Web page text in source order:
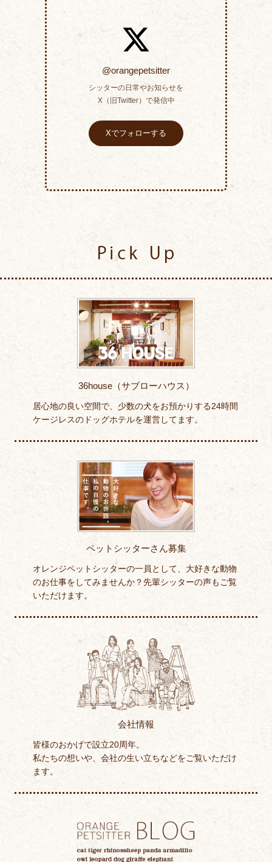
@orangepetsitter
シッターの日常やお知らせを
X（旧Twitter）で発信中
Xでフォローする
36house（サブローハウス）
居心地の良い空間で、少数の犬をお預かりする24時間
ケージレスのドッグホテルを運営してます。
ペットシッターさん募集
オレンジペットシッターの一員として、大好きな動物
のお仕事をしてみませんか？先輩シッターの声もご覧
いただけます。
会社情報
皆様のおかげで設立20周年。
私たちの想いや、会社の生い立ちなどをご覧いただけ
ます。